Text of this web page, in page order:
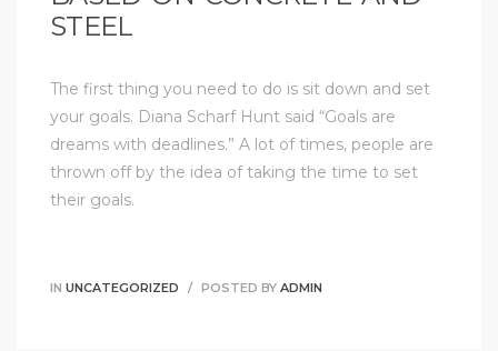
STEEL
The first thing you need to do is sit down and set
your goals. Diana Scharf Hunt said “Goals are
dreams with deadlines.” A lot of times, people are
thrown off by the idea of taking the time to set
their goals.
IN UNCATEGORIZED POSTED BY ADMIN